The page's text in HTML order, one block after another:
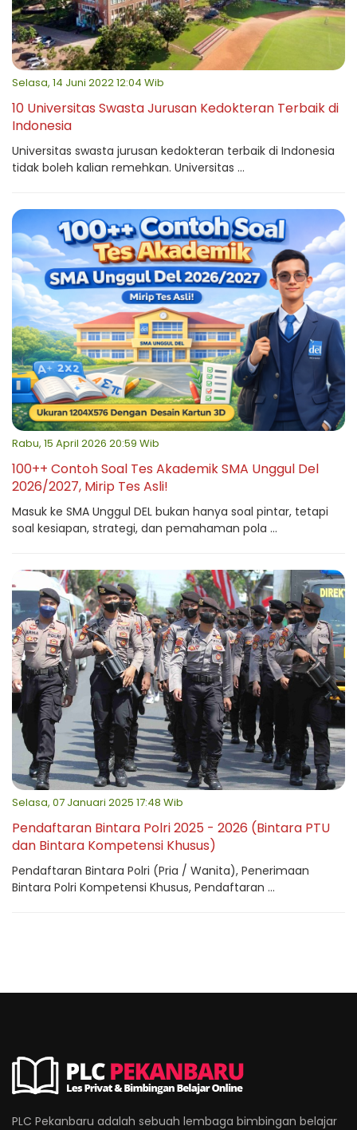
Selasa, 14 Juni 2022 12:04 Wib
10 Universitas Swasta Jurusan Kedokteran Terbaik di
Indonesia
Universitas swasta jurusan kedokteran terbaik di Indonesia
tidak boleh kalian remehkan. Universitas ...
Rabu, 15 April 2026 20:59 Wib
100++ Contoh Soal Tes Akademik SMA Unggul Del
2026/2027, Mirip Tes Asli!
Masuk ke SMA Unggul DEL bukan hanya soal pintar, tetapi
soal kesiapan, strategi, dan pemahaman pola ...
Selasa, 07 Januari 2025 17:48 Wib
Pendaftaran Bintara Polri 2025 - 2026 (Bintara PTU
dan Bintara Kompetensi Khusus)
Pendaftaran Bintara Polri (Pria / Wanita), Penerimaan
Bintara Polri Kompetensi Khusus, Pendaftaran ...
PLC Pekanbaru adalah sebuah lembaga bimbingan belajar